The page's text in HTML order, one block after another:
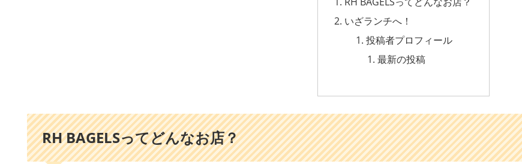
いざランチへ！
投稿者プロフィール
最新の投稿
RH BAGELSってどんなお店？